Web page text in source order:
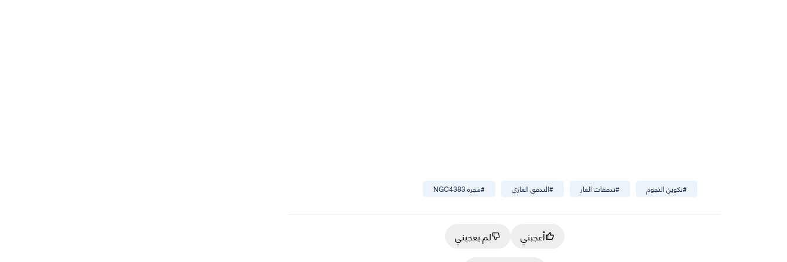
#مجرة NGC4383 #التدفق الغازي #تدفقات الغاز #تكوين النجوم
أعجبني
لم يعجبني